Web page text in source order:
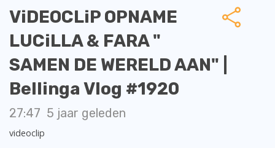
ViDEOCLiP OPNAME
LUCiLLA & FARA "
SAMEN DE WERELD AAN" |
Bellinga Vlog #1920
27:47 5 jaar geleden
videoclip